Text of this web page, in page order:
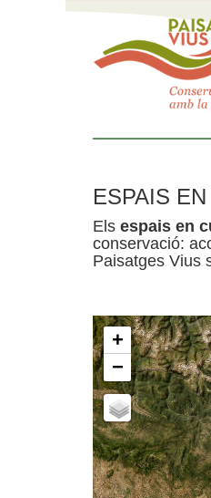
ESPAIS
Els espais en
conservació:
Paisatges Vius
+
−